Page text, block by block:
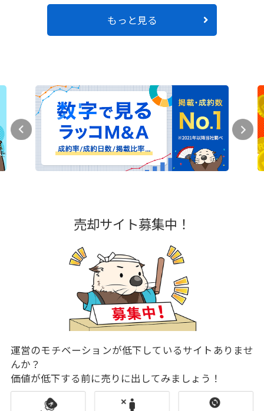
もっと見る
売却サイト募集中！
運営のモチベーションが低下しているサイトありませ
んか？
価値が低下する前に売りに出してみましょう！